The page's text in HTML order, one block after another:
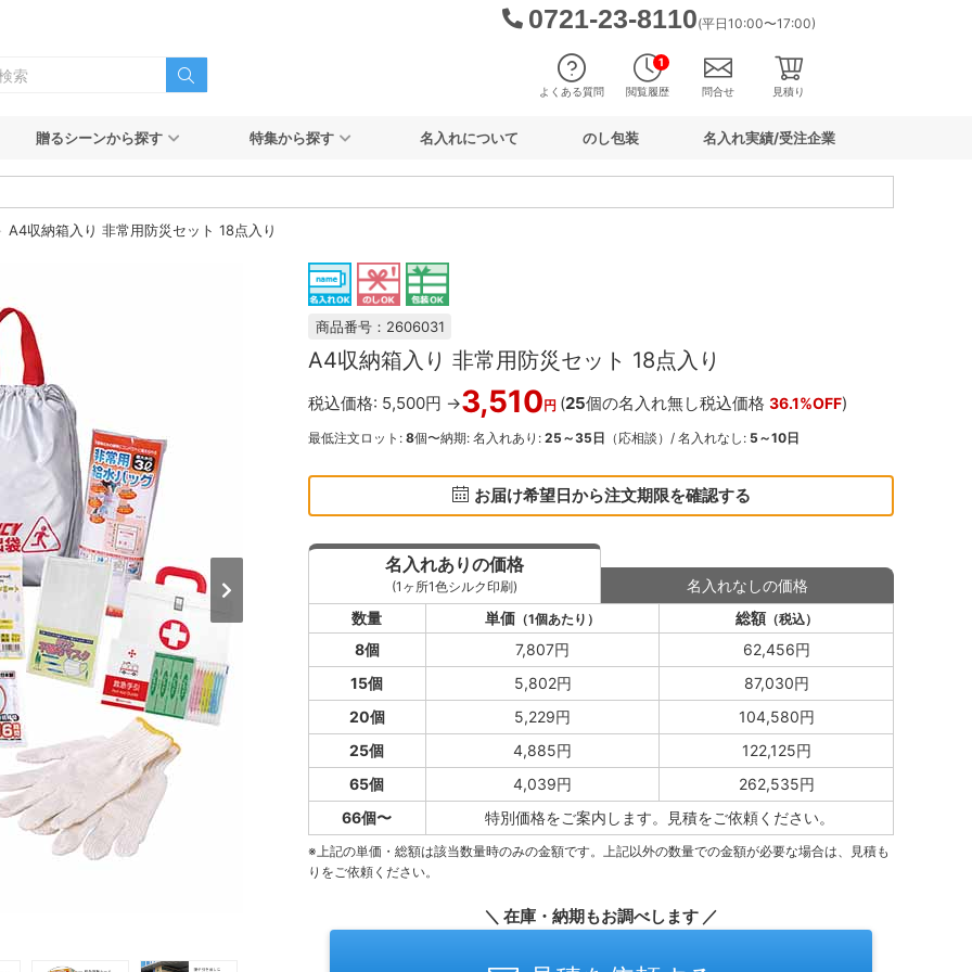
0721-23-8110(平日10:00〜17:00)
よくある質問 閲覧履歴
1
問合せ 見積り
贈るシーンから探す 特集から探す 名入れについて のし包装 名入れ実績/受注企業
A4収納箱入り 非常用防災セット 18点入り
商品番号：2606031
A4収納箱入り 非常用防災セット 18点入り
税込価格: 5,500円 →3,510円 (25個の名入れ無し税込価格 36.1%OFF)
最低注文ロット: 8個〜納期: 名入れあり: 25～35日 （応相談）/ 名入れなし: 5～10日
お届け希望日から注文期限を確認する
名入れありの価格
(1ヶ所1色シルク印刷)
名入れなしの価格
数量
単価 （1個あたり） 総額（税込）
8個 7,807円
62,456円
15個
5,802円
87,030円
20個
5,229円
104,580円
25個
4,885円
122,125円
65個
4,039円
262,535円
66個〜
特別価格をご案内します。 見積をご依頼ください。
※上記の単価・総額は該当数量時のみの金額です。上記以外の数量での金額が必要な場合は、見積も
りをご依頼ください。
＼ 在庫・納期もお調べします ／